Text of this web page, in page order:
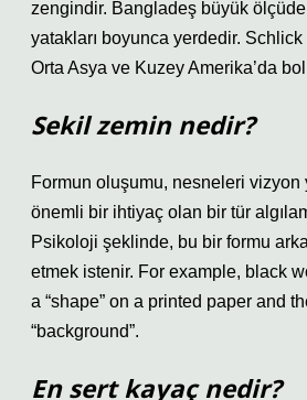
zengindir. Bangladeş büyük ölçüde
yatakları boyunca yerdedir. Schlick
Orta Asya ve Kuzey Amerika’da
Sekil zemin nedir?
Formun oluşumu, nesneleri vizyon
önemli bir ihtiyaç olan bir tür
Psikoloji şeklinde, bu bir formu
etmek istenir. For example, black
a “shape” on a printed paper and
“background”.
En sert kayaç nedir?